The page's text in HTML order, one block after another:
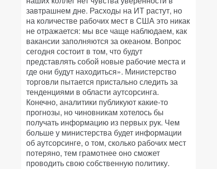
завтрашнем дне. Расходы на ИТ растут, но
на количестве рабочих мест в США это никак
не отражается: мы все чаще наблюдаем, как
вакансии заполняются за океаном. Вопрос
сегодня состоит в том, что будут
представлять собой новые рабочие места и
где они будут находиться». Министерство
торговли пытается пристально следить за
тенденциями в области аутсорсинга.
Конечно, аналитики публикуют какие-то
прогнозы, но чиновникам хотелось бы
получать информацию из первых рук. Чем
больше у министерства будет информации
об аутсорсинге, о том, сколько рабочих мест
потеряно, тем грамотнее оно сможет
проводить свою собственную политику.